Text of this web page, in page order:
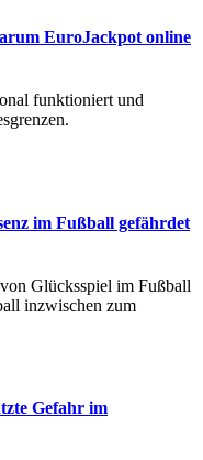
EuroJackpot online
funktioniert und
im Fußball gefährdet
Glücksspiel im Fußball
inzwischen zum
Gefahr im